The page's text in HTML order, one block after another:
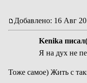
Добавлено: 16 Авг
Kenika
Я на дух не
Тоже самое) Жить с